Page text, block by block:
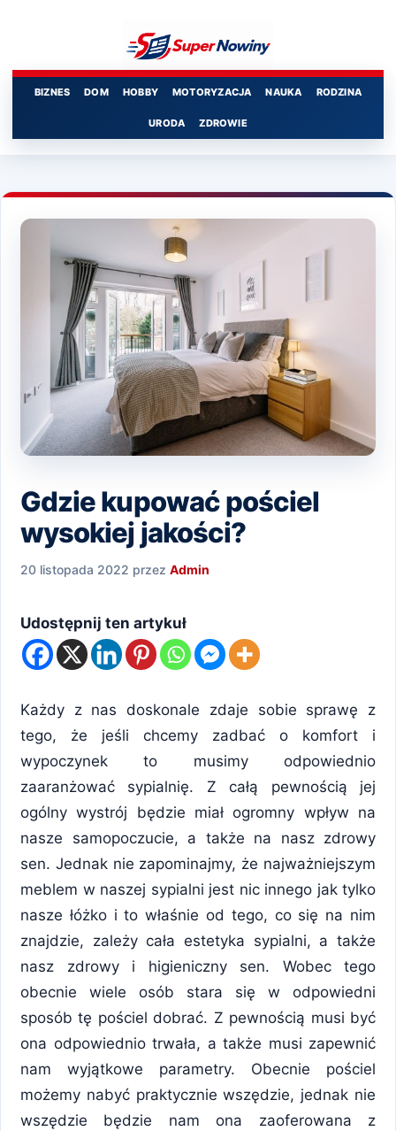
BIZNES DOM HOBBY MOTORYZACJA NAUKA RODZINA
URODA ZDROWIE
Gdzie kupować pościel
wysokiej jakości?
20 listopada 2022 przez Admin
Udostępnij ten artykuł
Każdy z nas doskonale zdaje sobie sprawę z
tego, że jeśli chcemy zadbać o komfort i
wypoczynek to musimy odpowiednio
zaaranżować sypialnię. Z całą pewnością jej
ogólny wystrój będzie miał ogromny wpływ na
nasze samopoczucie, a także na nasz zdrowy
sen. Jednak nie zapominajmy, że najważniejszym
meblem w naszej sypialni jest nic innego jak tylko
nasze łóżko i to właśnie od tego, co się na nim
znajdzie, zależy cała estetyka sypialni, a także
nasz zdrowy i higieniczny sen. Wobec tego
obecnie wiele osób stara się w odpowiedni
sposób tę pościel dobrać. Z pewnością musi być
ona odpowiednio trwała, a także musi zapewnić
nam wyjątkowe parametry. Obecnie pościel
możemy nabyć praktycznie wszędzie, jednak nie
wszędzie będzie nam ona zaoferowana z